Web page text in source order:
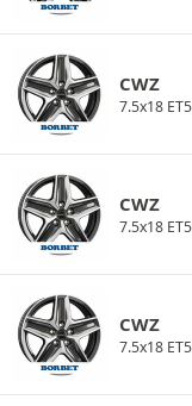
CWZ
7.5x18
CWZ
7.5x18
CWZ
7.5x18